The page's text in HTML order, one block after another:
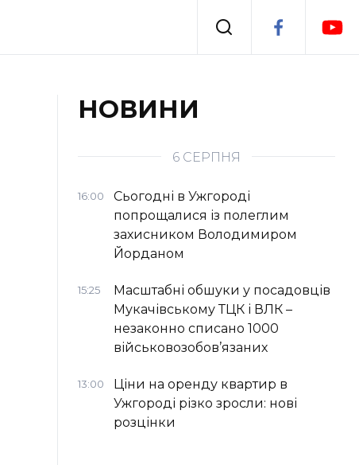
Події
НОВИНИ
6 СЕРПНЯ
16:00
Сьогодні в Ужгороді
попрощалися із полеглим
захисником Володимиром
Йорданом
15:25
Масштабні обшуки у посадовців
Мукачівському ТЦК і ВЛК –
незаконно списано 1000
військовозобов’язаних
13:00
Ціни на оренду квартир в
Ужгороді різко зросли: нові
розцінки